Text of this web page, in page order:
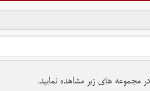
مجموعه های زیر مشاهده نمایید.
و موزه ملی ملک محفوظ است.